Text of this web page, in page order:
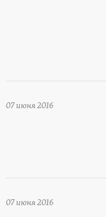
07 июня 2016
07 июня 2016